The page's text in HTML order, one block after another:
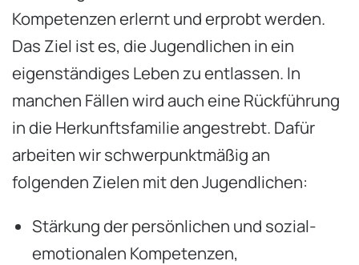
Kompetenzen erlernt und erprobt werden.
Das Ziel ist es, die Jugendlichen in ein
eigenständiges Leben zu entlassen. In
manchen Fällen wird auch eine Rückführung
in die Herkunftsfamilie angestrebt. Dafür
arbeiten wir schwerpunktmäßig an
folgenden Zielen mit den Jugendlichen:
Stärkung der persönlichen und sozial-
emotionalen Kompetenzen,